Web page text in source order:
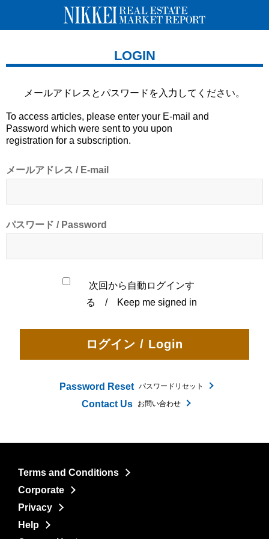
LOGIN
メールアドレスとパスワードを 入力してください。
To access articles, please enter your E-mail and
Password which were sent to you upon
registration for a subscription.
メールアドレス / E-mail
パスワード / Password
次回から自動ログインす
る / Keep me signed in
Password Reset パスワードリセット
Contact Us お問い合わせ
Terms and Conditions
Corporate
Privacy
Help